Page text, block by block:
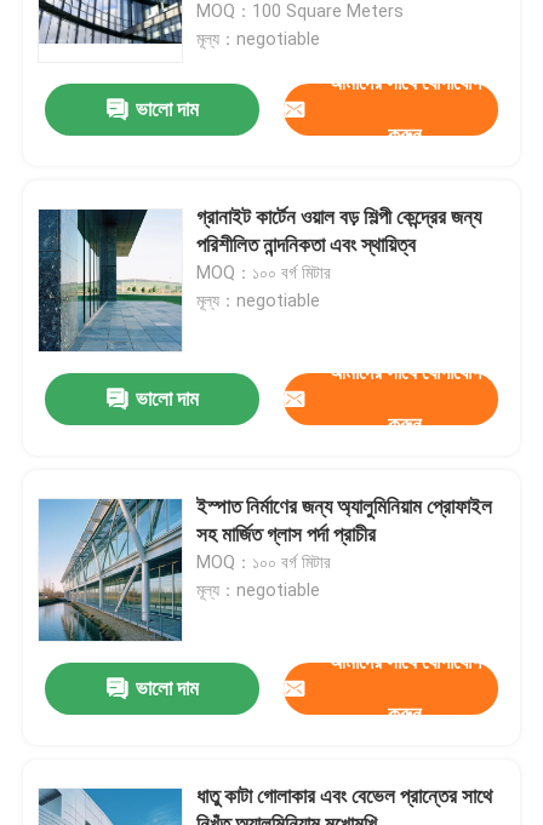
বাড়ি
আমাদের সম্পর্কে
কারখানা ভ্রমণ
মান নিয়ন্ত্রণ
যোগাযোগ করুন
খবর
মামলা
স্পেস ফ্রেম ট্রাস
MOQ：100 Square Meters
মূল্য：negotiable
ভালো দাম
আমাদের সাথে যোগাযোগ
করুন
গ্রানাইট কার্টেন ওয়াল বড় শিল্পী কেন্দ্রের জন্য
পরিশীলিত নান্দনিকতা এবং স্থায়িত্ব
MOQ：১০০ বর্গ মিটার
মূল্য：negotiable
ভালো দাম
আমাদের সাথে যোগাযোগ
করুন
ইস্পাত নির্মাণের জন্য অ্যালুমিনিয়াম প্রোফাইল
সহ মার্জিত গ্লাস পর্দা প্রাচীর
MOQ：১০০ বর্গ মিটার
মূল্য：negotiable
ভালো দাম
আমাদের সাথে যোগাযোগ
করুন
ধাতু কাটা গোলাকার এবং বেভেল প্রান্তের সাথে